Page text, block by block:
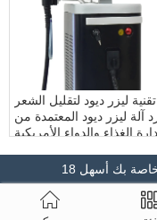
تقنية ليزر ديود لتقليل الشعر
آلة ليزر ديود المعتمدة من
الغذاء والدواء الأمريكية
بك أسهل